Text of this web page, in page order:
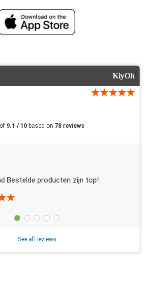
KiyOh
9.1 / 10 based on 78 reviews
Bestelde producten zijn top!
See all reviews